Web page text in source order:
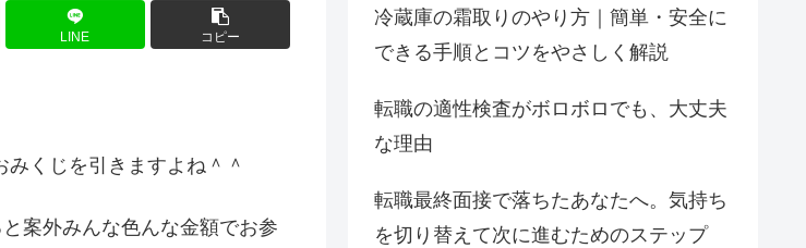
LINE コピー
くじを引きますよね＾＾
案外みんな色んな金額でお参
冷蔵庫の霜取りのやり方｜簡単・安全に
できる手順とコツをやさしく解説
転職の適性検査がボロボロでも、大丈夫
な理由
転職最終面接で落ちたあなたへ。気持ち
を切り替えて次に進むためのステップ